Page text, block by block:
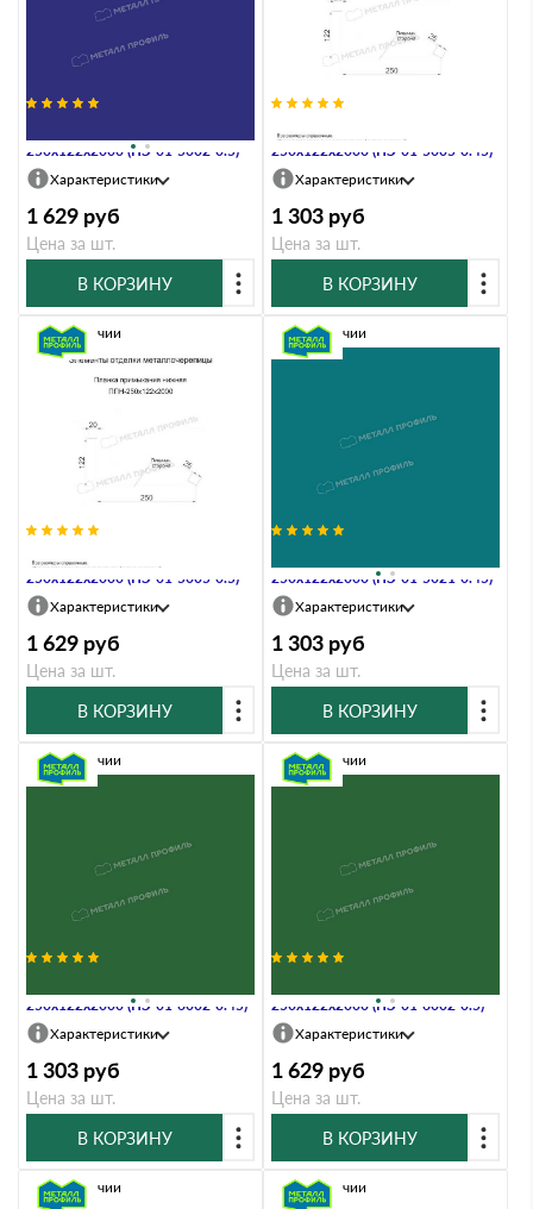
250х122х2000 (ПЭ-01-5002-0.5)
Характеристики
1 629 руб
Цена за шт.
В КОРЗИНУ
Планка примыкания нижняя
250х122х2000 (ПЭ-01-5005-0.45)
Характеристики
1 303 руб
Цена за шт.
В КОРЗИНУ
Планка примыкания нижняя
250х122х2000 (ПЭ-01-5005-0.5)
В наличии
Характеристики
1 629 руб
Цена за шт.
В КОРЗИНУ
250х122х2000 (ПЭ-01-5021-0.45)
В наличии
Характеристики
1 303 руб
Цена за шт.
В КОРЗИНУ
250х122х2000 (ПЭ-01-6002-0.45)
В наличии
Характеристики
1 303 руб
Цена за шт.
В КОРЗИНУ
250х122х2000 (ПЭ-01-6002-0.5)
В наличии
Характеристики
1 629 руб
Цена за шт.
В КОРЗИНУ
В наличии В наличии